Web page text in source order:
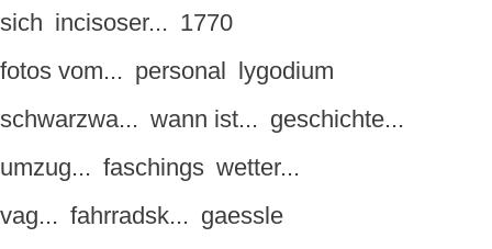
sich incisoser... 1770
fotos vom... personal lygodium
schwarzwa... wann ist... geschichte...
umzug... faschings wetter...
vag... fahrradsk... gaessle